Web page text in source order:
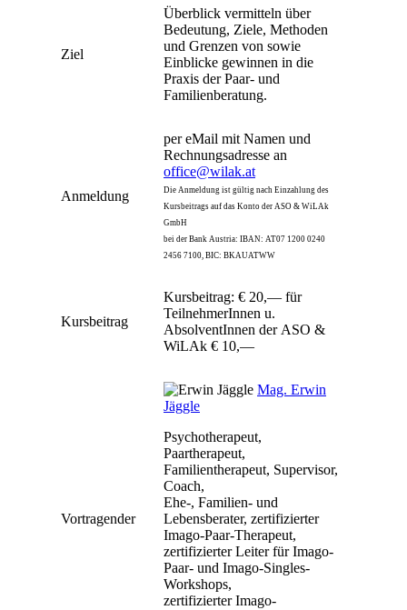
Ziel
Überblick vermitteln über
Bedeutung, Ziele, Methoden
und Grenzen von sowie
Einblicke gewinnen in die
Praxis der Paar- und
Familienberatung.
Anmeldung
per eMail mit Namen und
Rechnungsadresse an
office@wilak.at
Die Anmeldung ist gültig nach Einzahlung des
Kursbeitrags auf das Konto der ASO & WiLAk
GmbH
bei der Bank Austria: IBAN: AT07 1200 0240
2456 7100, BIC: BKAUATWW
Kursbeitrag
Kursbeitrag: € 20,— für
TeilnehmerInnen u.
AbsolventInnen der ASO &
WiLAk € 10,—
Vortragender
Mag. Erwin
Jäggle
Psychotherapeut,
Paartherapeut,
Familientherapeut, Supervisor,
Coach,
Ehe-, Familien- und
Lebensberater, zertifizierter
Imago-Paar-Therapeut,
zertifizierter Leiter für Imago-
Paar- und Imago-Singles-
Workshops,
zertifizierter Imago-